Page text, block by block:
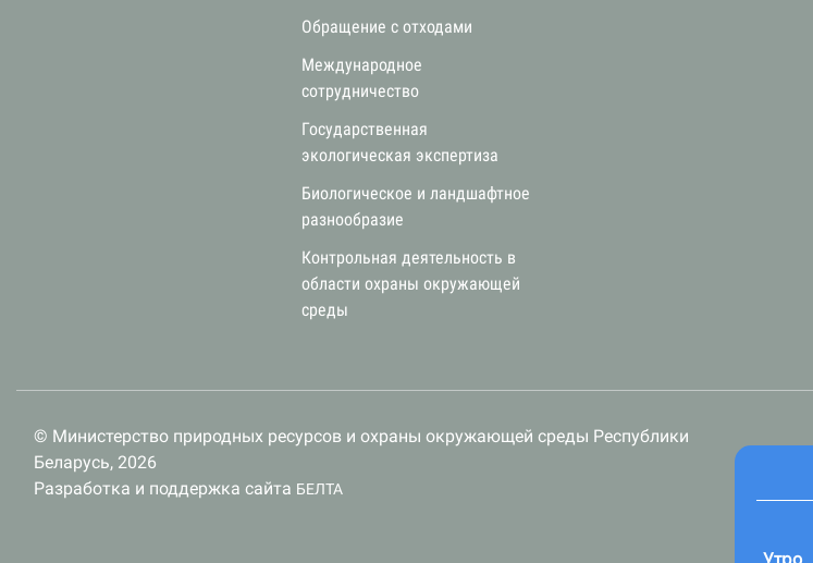
Обращение с отходами
Международное
сотрудничество
Государственная
экологическая экспертиза
Биологическое и ландшафтное
разнообразие
Контрольная деятельность в
области охраны окружающей
среды
© Министерство природных ресурсов и охраны окружающей среды Республики
Беларусь, 2026
Разработка и поддержка сайта БЕЛТА
Утро